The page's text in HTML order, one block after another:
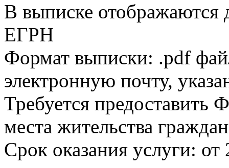
В выписке
ЕГРН
Формат выписки: .pdf
электронную почту,
Требуется
места жительства
Срок оказания услуги: от